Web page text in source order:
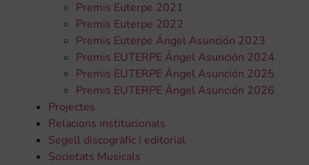
Premis Euterpe 2021
Premis Euterpe 2022
Premis Euterpe Ángel Asunción 2023
Premis EUTERPE Ángel Asunción 2024
Premis EUTERPE Ángel Asunción 2025
Premis EUTERPE Ángel Asunción 2026
Projectes
Relacions institucionals
Segell discogràfic i editorial
Societats Musicals